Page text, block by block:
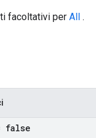
facoltativi per All .
false